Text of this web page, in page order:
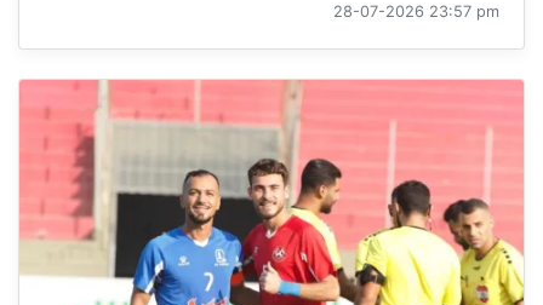
28-07-2026 23:57 pm